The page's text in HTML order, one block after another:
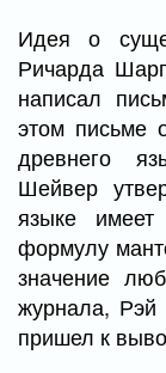
Идея о
Ричарда
написал
этом письме
древнего
Шейвер
языке
формулу
значение
журнала,
пришел к